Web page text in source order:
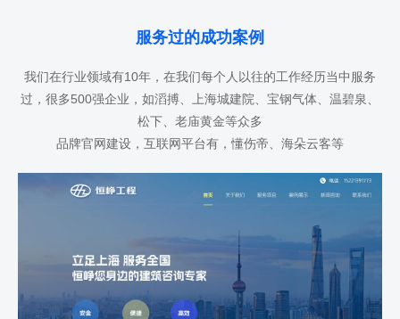
服务过的成功案例
我们在行业领域有10年，在我们每个人以往的工作经历当中服务
过，很多500强企业，如滔搏、上海城建院、宝钢气体、温碧泉、
松下、老庙黄金等众多
品牌官网建设，互联网平台有，懂伤帝、海朵云客等